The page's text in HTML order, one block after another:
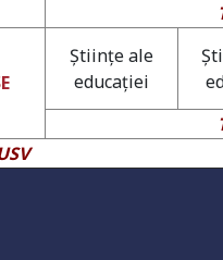
Ştiinţe ale
educaţiei